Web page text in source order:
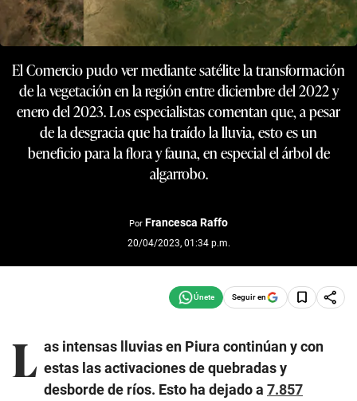
El Comercio pudo ver mediante satélite la transformación
de la vegetación en la región entre diciembre del 2022 y
enero del 2023. Los especialistas comentan que, a pesar
de la desgracia que ha traído la lluvia, esto es un
beneficio para la flora y fauna, en especial el árbol de
algarrobo.
Por Francesca Raffo
20/04/2023, 01:34 p.m.
Seguir en
L as intensas lluvias en Piura continúan y con
estas las activaciones de quebradas y
desborde de ríos. Esto ha dejado a 7.857